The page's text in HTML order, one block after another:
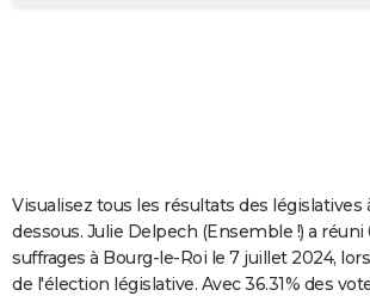
Carte de Noël
Carte Bonne année
Carte Saint-Valentin
Carte Pâques
Carte d'anniversaire
DICTIONNAIRE
Dictionnaire
Biographies
Citations
Expressions
Proverbes
PROGRAMME TV
Visualisez tous les résultats des législatives
dessous. Julie Delpech (Ensemble !) a réuni
suffrages à Bourg-le-Roi le 7 juillet 2024,
de l'élection législative. Avec 36.31% des